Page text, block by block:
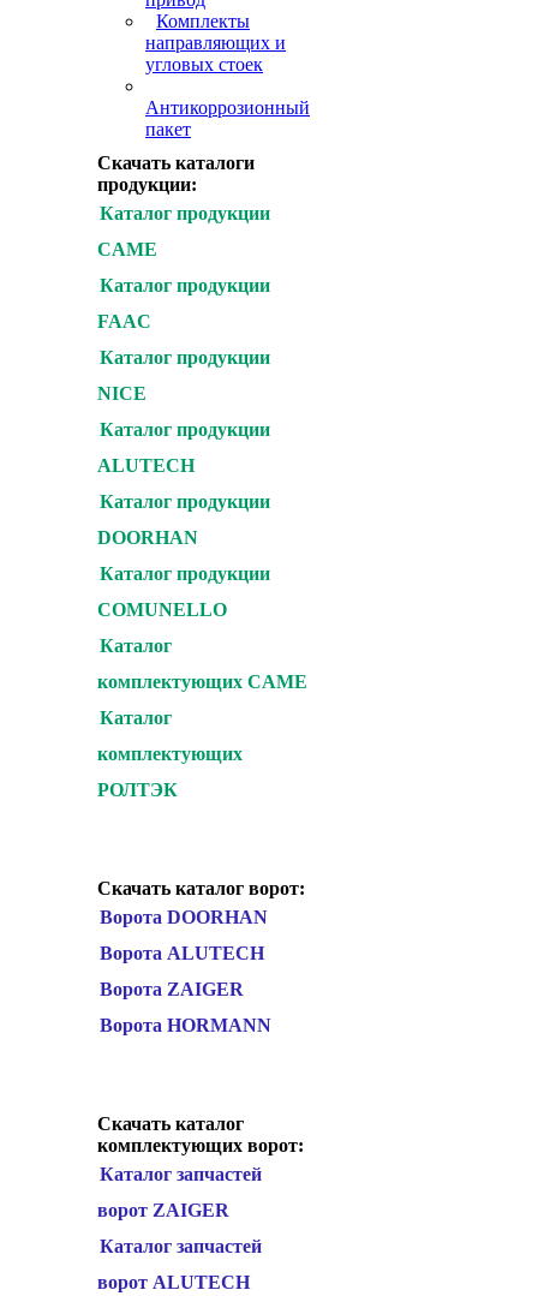
Комплекты
направляющих и
угловых стоек
Антикоррозионный
пакет
Скачать каталоги
продукции:
Каталог продукции
CAME
Каталог продукции
FAAC
Каталог продукции
NICE
Каталог продукции
ALUTECH
Каталог продукции
DOORHAN
Каталог продукции
COMUNELLO
Каталог
комплектующих CAME
Каталог
комплектующих
РОЛТЭК
Скачать каталог ворот:
Ворота DOORHAN
Ворота ALUTECH
Ворота ZAIGER
Ворота HORMANN
Скачать каталог
комплектующих ворот:
Каталог запчастей
ворот ZAIGER
Каталог запчастей
ворот ALUTECH